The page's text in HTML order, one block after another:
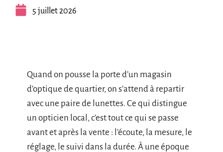
5 juillet 2026
Quand on pousse la porte d’un magasin
d’optique de quartier, on s’attend à repartir
avec une paire de lunettes. Ce qui distingue
un opticien local, c’est tout ce qui se passe
avant et après la vente : l’écoute, la mesure, le
réglage, le suivi dans la durée. À une époque